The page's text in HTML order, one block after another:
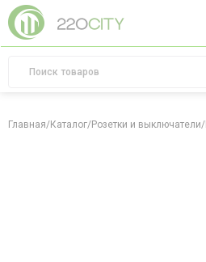
Главная/Каталог/Розетки и выключатели/